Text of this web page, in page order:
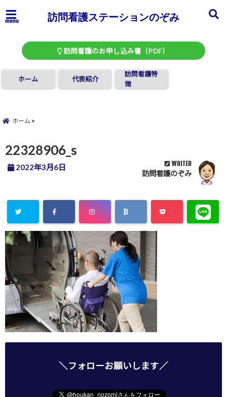
menu 訪問看護ステーションのぞみ
訪問看護のお申し込み書（PDF）
ホーム 代表紹介
訪問看護特
徴
ホーム
22328906_s
2022年3月6日 WRITER
訪問看護のぞみ
＼フォローお願いします／